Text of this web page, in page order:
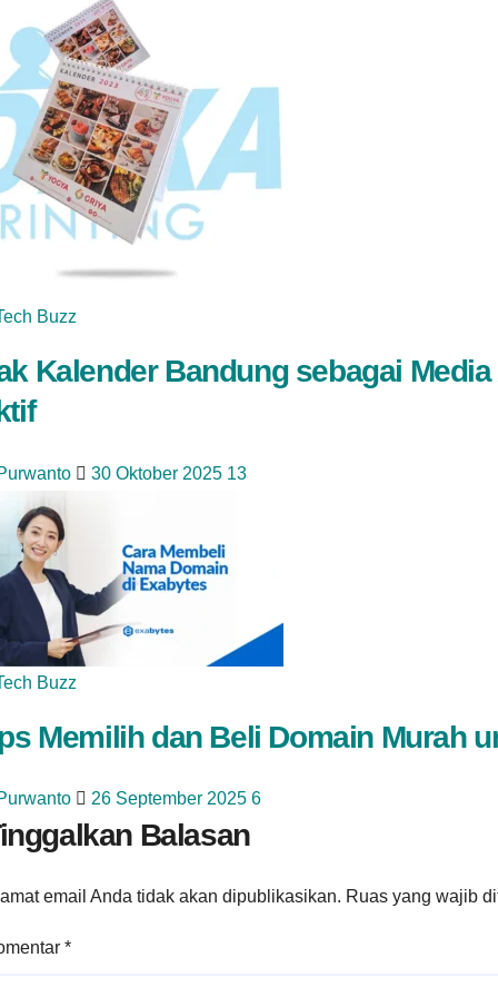
Buzz
Kalender Bandung sebagai
30 Oktober 2025 13
Buzz
Memilih dan Beli Domain Murah
26 September 2025 6
Balasan
email Anda tidak akan dipublikasikan. Ruas yang wajib
*